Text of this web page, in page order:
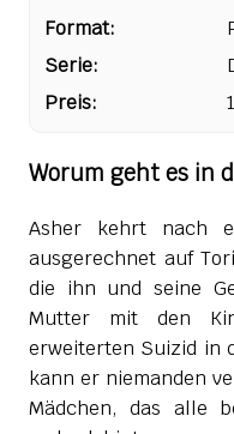
Format:
Serie:
Preis:
Worum geht es in
Asher kehrt nach
ausgerechnet auf
die ihn und seine
Mutter mit den
erweiterten Suizid in
kann er niemanden
Mädchen, das alle